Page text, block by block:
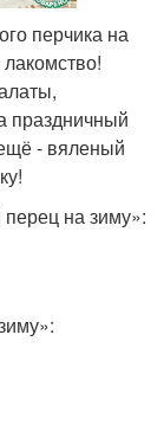
перчика на
праздничный
- вяленый
на зиму»: